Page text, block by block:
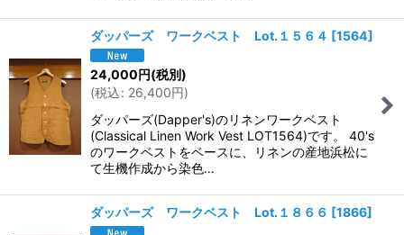
ダッパーズ ワークベスト Lot.１５６４ [1564]
24,000円(税別)
(税込: 26,400円)
ダッパーズ(Dapper's)のリネンワークベスト
(Classical Linen Work Vest LOT1564)です。 40's
のワークベストをベースに、リネンの産地浜松に
て生機作成から染色…
ダッパーズ ワークベスト Lot.１８６６ [1866]